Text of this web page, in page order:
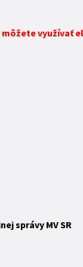
využívať
správy MV SR